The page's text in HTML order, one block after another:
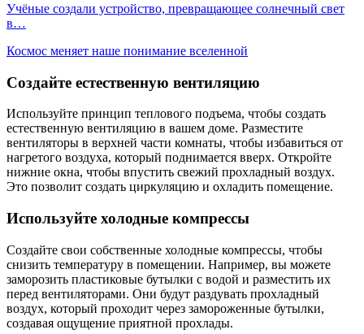
Учёные создали устройство, превращающее солнечный свет
в…
Космос меняет наше понимание вселенной
Создайте естественную вентиляцию
Используйте принцип теплового подъема, чтобы создать
естественную вентиляцию в вашем доме. Разместите
вентиляторы в верхней части комнаты, чтобы избавиться от
нагретого воздуха, который поднимается вверх. Откройте
нижние окна, чтобы впустить свежий прохладный воздух.
Это позволит создать циркуляцию и охладить помещение.
Используйте холодные компрессы
Создайте свои собственные холодные компрессы, чтобы
снизить температуру в помещении. Например, вы можете
заморозить пластиковые бутылки с водой и разместить их
перед вентиляторами. Они будут раздувать прохладный
воздух, который проходит через замороженные бутылки,
создавая ощущение приятной прохлады.